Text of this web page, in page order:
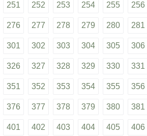
251 252 253 254 255 256
276 277 278 279 280 281
301 302 303 304 305 306
326 327 328 329 330 331
351 352 353 354 355 356
376 377 378 379 380 381
401 402 403 404 405 406